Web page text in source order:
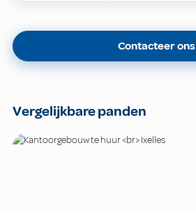
Contacteer ons
Vergelijkbare panden